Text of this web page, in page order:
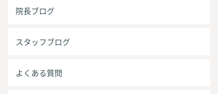
院長ブログ
スタッフブログ
よくある質問